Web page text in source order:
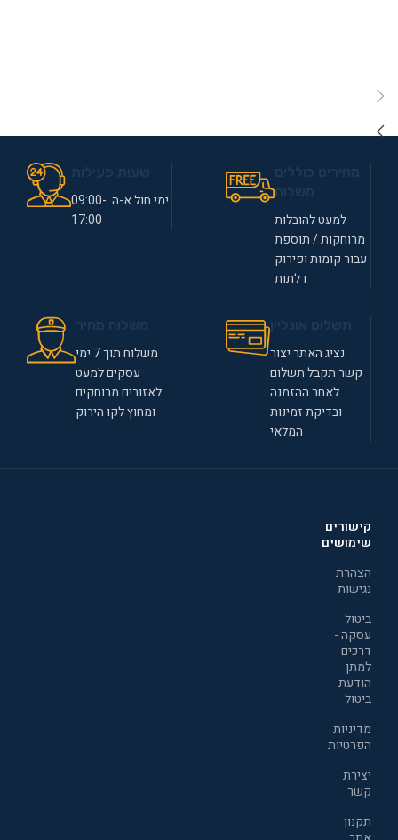
למעט להובלות
מרוחקות / תוספת
עבור קומות ופירוק
דלתות
ימי חול א-ה 09:00-
17:00
נציג האתר יצור
קשר תקבל תשלום
לאחר ההזמנה
ובדיקת זמינות
המלאי
משלוח תוך 7 ימי
עסקים למעט
לאזורים מרוחקים
ומחוץ לקו הירוק
קישורים
שימושים
הצהרת
נגישות
ביטול
עסקה -
דרכים
למתן
הודעת
ביטול
מדיניות
הפרטיות
יצירת
קשר
תקנון